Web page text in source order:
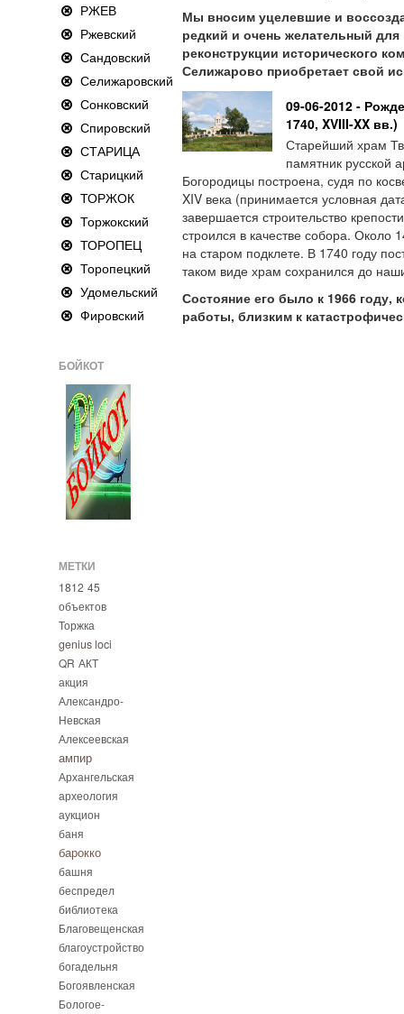
РЖЕВ
Ржевский
Сандовский
Селижаровский
Сонковский
Спировский
СТАРИЦА
Старицкий
ТОРЖОК
Торжокский
ТОРОПЕЦ
Торопецкий
Удомельский
Фировский
БОЙКОТ
МЕТКИ
1812 45
объектов
Торжка
genius loci
QR АКТ
акция
Александро-
Невская
Алексеевская
ампир
Архангельская
археология
аукцион
баня
барокко
башня
беспредел
библиотека
Благовещенская
благоустройство
богадельня
Богоявленская
Бологое-
Мы вносим уцелевшие и
редкий и очень желательный
реконструкции исторического
Селижарово приобретает свой
09-06-2012 -
1740, XVIII-XX вв.)
Старейший храм
памятник русской
Богородицы построена, судя по
XIV века (принимается условная
завершается строительство
строился в качестве собора. Около
на старом подклете. В 1740 году
таком виде храм сохранился до
Состояние его было к 1966 году,
работы, близким к